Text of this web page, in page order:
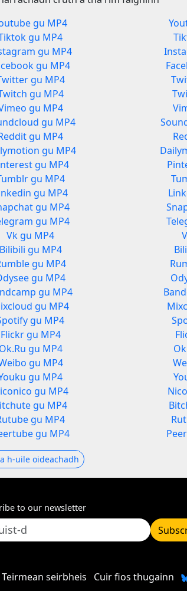
gu MP4
gu MP4
gu MP4
gu MP4
gu MP4
gu MP4
gu MP4
gu MP4
gu MP4
gu MP4
gu MP4
gu MP4
gu MP4
gu MP4
gu MP4
Vk gu MP4
Bilibili gu MP4
gu MP4
gu MP4
gu MP4
gu MP4
gu MP4
Flickr gu MP4
Ok.Ru gu MP4
gu MP4
gu MP4
gu MP4
gu MP4
gu MP4
gu MP4
h-uile oideachadh
to our newsletter
Teirmean seirbheis Cuir fios thugainn